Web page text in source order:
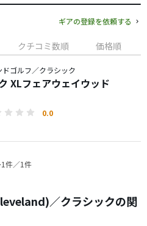
ギアの登録を依頼する
クチコミ数順 価格順
ドゴルフ／クラシック
XLフェアウェイウッド
0.0
件／1件
／クラシックの関